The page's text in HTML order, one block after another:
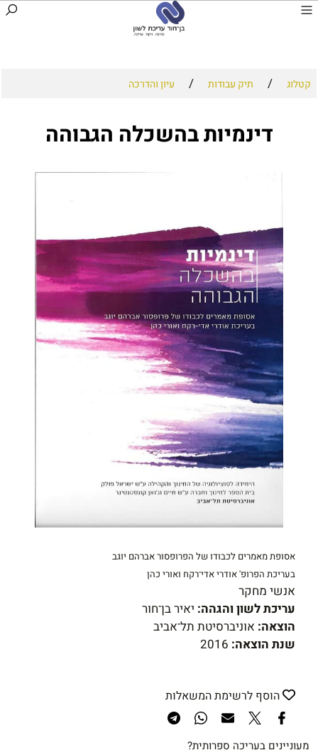
קטלוג / תיק עבודות / עיון והדרכה
דינמיות בהשכלה הגבוהה
אסופת מאמרים לכבודו של הפרופסור אברהם יוגב
בעריכת הפרופ' אודרי אדי־רקח ואורי כהן
אנשי מחקר
עריכת לשון והגהה: יאיר בן־חור
הוצאה: אוניברסיטת תל־אביב
שנת הוצאה: 2016
הוסף לרשימת המשאלות
מעוניינים בעריכה ספרותית?